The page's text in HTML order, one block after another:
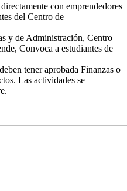
con emprendedores
del Centro de
y de Administración, Centro
Convoca a estudiantes de
tener aprobada Finanzas o
Las actividades se